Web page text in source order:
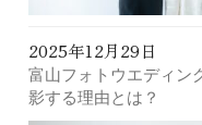
2025年12月29日
富山フォトウエディン
影する理由とは？